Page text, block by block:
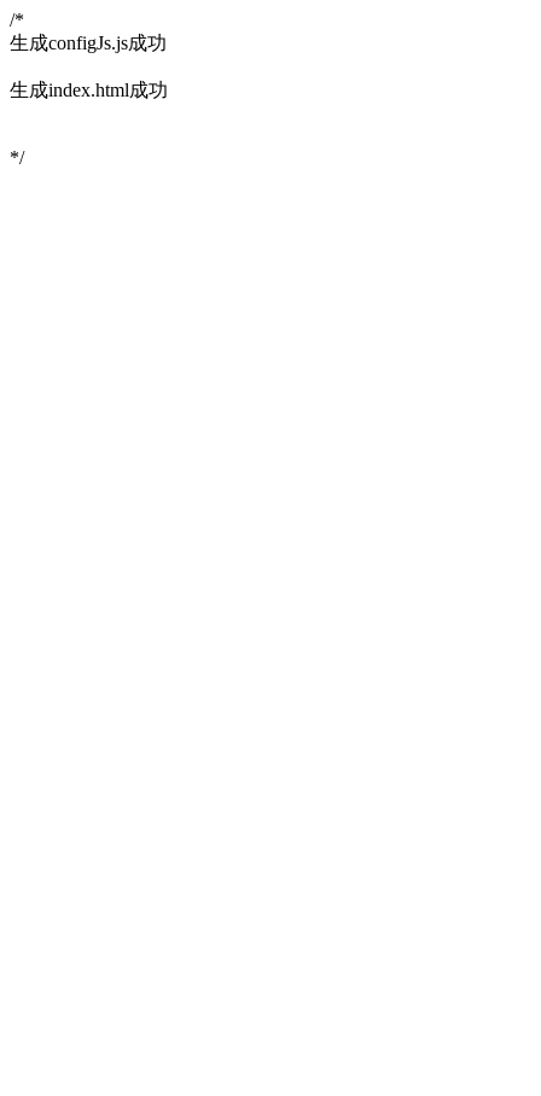
/*
生成configJs.js成功
生成index.html成功
*/